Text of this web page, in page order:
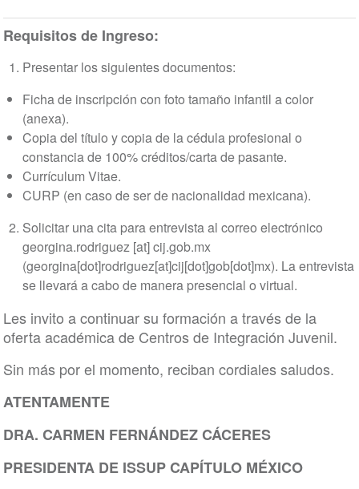
Requisitos de Ingreso:
Presentar los siguientes documentos:
Ficha de inscripción con foto tamaño infantil a color
(anexa).
Copia del título y copia de la cédula profesional o
constancia de 100% créditos/carta de pasante.
Currículum Vitae.
CURP (en caso de ser de nacionalidad mexicana).
Solicitar una cita para entrevista al correo electrónico
georgina.rodriguez[at]cij.gob.mx
(georgina[dot]rodriguez[at]cij[dot]gob[dot]mx). La entrevista
se llevará a cabo de manera presencial o virtual.
Les invito a continuar su formación a través de la
oferta académica de Centros de Integración Juvenil.
Sin más por el momento, reciban cordiales saludos.
ATENTAMENTE
DRA. CARMEN FERNÁNDEZ CÁCERES
PRESIDENTA DE ISSUP CAPÍTULO MÉXICO